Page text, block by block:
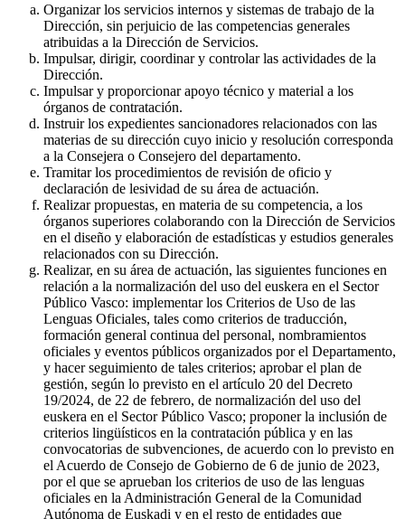
Organizar los servicios internos y sistemas de trabajo de la
Dirección, sin perjuicio de las competencias generales
atribuidas a la Dirección de Servicios.
Impulsar, dirigir, coordinar y controlar las actividades de la
Dirección.
Impulsar y proporcionar apoyo técnico y material a los
órganos de contratación.
Instruir los expedientes sancionadores relacionados con las
materias de su dirección cuyo inicio y resolución corresponda
a la Consejera o Consejero del departamento.
Tramitar los procedimientos de revisión de oficio y
declaración de lesividad de su área de actuación.
Realizar propuestas, en materia de su competencia, a los
órganos superiores colaborando con la Dirección de Servicios
en el diseño y elaboración de estadísticas y estudios generales
relacionados con su Dirección.
Realizar, en su área de actuación, las siguientes funciones en
relación a la normalización del uso del euskera en el Sector
Público Vasco: implementar los Criterios de Uso de las
Lenguas Oficiales, tales como criterios de traducción,
formación general continua del personal, nombramientos
oficiales y eventos públicos organizados por el Departamento,
y hacer seguimiento de tales criterios; aprobar el plan de
gestión, según lo previsto en el artículo 20 del Decreto
19/2024, de 22 de febrero, de normalización del uso del
euskera en el Sector Público Vasco; proponer la inclusión de
criterios lingüísticos en la contratación pública y en las
convocatorias de subvenciones, de acuerdo con lo previsto en
el Acuerdo de Consejo de Gobierno de 6 de junio de 2023,
por el que se aprueban los criterios de uso de las lenguas
oficiales en la Administración General de la Comunidad
Autónoma de Euskadi y en el resto de entidades que